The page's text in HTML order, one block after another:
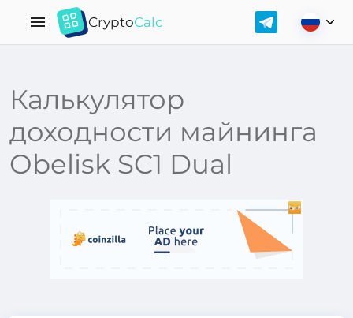
CryptoCalc
Калькулятор
доходности майнинга
Obelisk SC1 Dual